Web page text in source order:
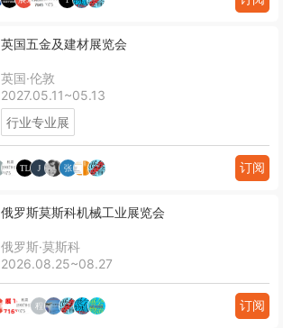
英国五金及建材展览会
英国·伦敦
2027.05.11~05.13
行业专业展
订阅
俄罗斯莫斯科机械工业展览会
俄罗斯·莫斯科
2026.08.25~08.27
订阅